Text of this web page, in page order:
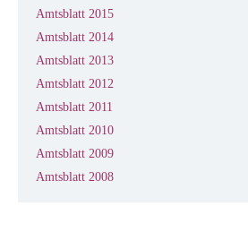
Amtsblatt 2015
Amtsblatt 2014
Amtsblatt 2013
Amtsblatt 2012
Amtsblatt 2011
Amtsblatt 2010
Amtsblatt 2009
Amtsblatt 2008